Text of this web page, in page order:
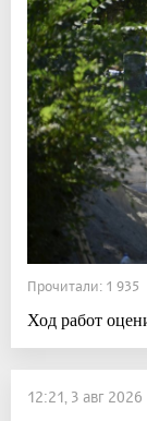
Прочитали: 1
Ход работ
12:21, 3 авг 2026